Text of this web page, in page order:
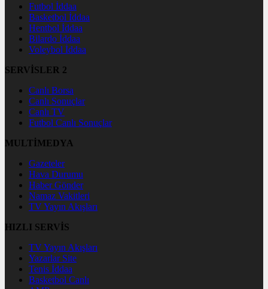
Futbol İddaa
Basketbol İddaa
Hentbol İddaa
Bilardo İddaa
Voleybol İddaa
SERVİSLER 2
Canlı Borsa
Canlı Sonuçlar
Canlı TV
Futbol Canlı Sonuçlar
MULTİMEDYA
Gazeteler
Hava Durumu
Haber Gönder
Namaz Vakitleri
TV Yayın Akışları
HIZLI SERVİS
TV Yayın Akışları
Yazarlar Site
Tenis İddaa
Basketbol Canlı